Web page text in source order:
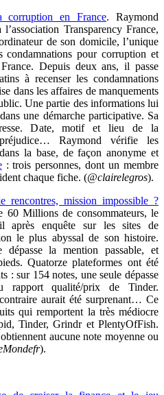
corruption en France. Raymond
Transparency France,
de son domicile, l’unique
condamnations pour corruption et
Depuis deux ans, il passe
à recenser les condamnations
dans les affaires de manquements
Une partie des informations lui
une démarche participative. Sa
Date, motif et lieu de la
Raymond vérifie les
la base, de façon anonyme et
: trois personnes, dont un membre
chaque fiche. (@clairelegros).
rencontres, mission impossible ?
60 Millions de consommateurs, le
après enquête sur les sites de
le plus abyssal de son histoire.
dépasse la mention passable, et
Quatorze plateformes ont été
: sur 154 notes, une seule dépasse
qualité/prix de Tinder.
aurait été surprenant… Ce
qui remportent la très médiocre
Tinder, Grindr et PlentyOfFish.
aucune note moyenne ou
).